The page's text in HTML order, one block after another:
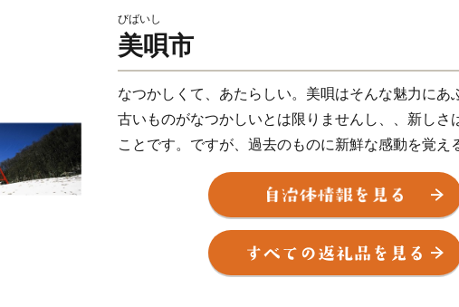
びばいし
美唄市
なつかしくて、あたらしい。美唄はそんな魅力にあ
古いものがなつかしいとは限りませんし、、新しさ
ことです。ですが、過去のものに新鮮な感動を覚え
は、そこに物語があるから。一本の道路に始まり、
ら開拓、炭鉱の記憶とそれを再生した空間、そして
食文化。美唄には今に受け継がれる物語があるから
て、あたらしいのです。
さぁ、あなたも美唄の魅力に触れてみませんか？